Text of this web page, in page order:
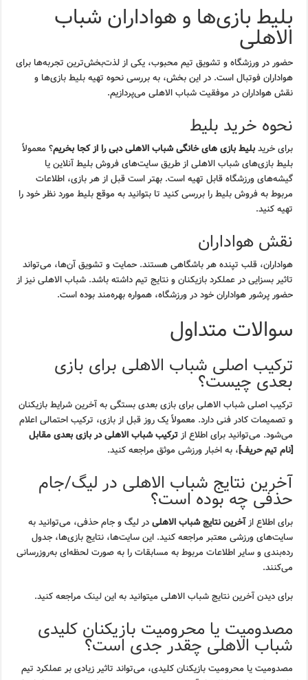
بلیط بازی‌ها و هواداران شباب
الاهلی
حضور در ورزشگاه و تشویق تیم محبوب، یکی از لذت‌بخش‌ترین تجربه‌ها برای
هواداران فوتبال است. در این بخش، به بررسی نحوه تهیه بلیط بازی‌ها و
نقش هواداران در موفقیت شباب الاهلی می‌پردازیم.
نحوه خرید بلیط
برای خریدبلیط بازی های خانگی شباب الاهلی دبی را از کجا بخریم؟ معمولاً
بلیط بازی‌های شباب الاهلی از طریق سایت‌های فروش بلیط آنلاین یا
گیشه‌های ورزشگاه قابل تهیه است. بهتر است قبل از هر بازی، اطلاعات
مربوط به فروش بلیط را بررسی کنید تا بتوانید به موقع بلیط مورد نظر خود را
تهیه کنید.
نقش هواداران
هواداران، قلب تپنده هر باشگاهی هستند. حمایت و تشویق آن‌ها، می‌تواند
تاثیر بسزایی در عملکرد بازیکنان و نتایج تیم داشته باشد. شباب الاهلی نیز از
حضور پرشور هواداران خود در ورزشگاه، همواره بهره‌مند بوده است.
سوالات متداول
ترکیب اصلی شباب الاهلی برای بازی
بعدی چیست؟
ترکیب اصلی شباب الاهلی برای بازی بعدی بستگی به آخرین شرایط بازیکنان
و تصمیمات کادر فنی دارد. معمولاً یک روز قبل از بازی، ترکیب احتمالی اعلام
می‌شود. می‌توانید برای اطلاع ازترکیب شباب الاهلی در بازی بعدی مقابل
[نام تیم حریف]، به اخبار ورزشی موثق مراجعه کنید.
آخرین نتایج شباب الاهلی در لیگ/جام
حذفی چه بوده است؟
برای اطلاع ازآخرین نتایج شباب الاهلیدر لیگ و جام حذفی، می‌توانید به
سایت‌های ورزشی معتبر مراجعه کنید. این سایت‌ها، نتایج بازی‌ها، جدول
رده‌بندی و سایر اطلاعات مربوط به مسابقات را به صورت لحظه‌ای به‌روزرسانی
می‌کنند.
برای دیدن آخرین نتایج شباب الاهلی میتوانید به اینلینک مراجعه کنید.
مصدومیت یا محرومیت بازیکنان کلیدی
شباب الاهلی چقدر جدی است؟
مصدومیت یا محرومیت بازیکنان کلیدی، می‌تواند تاثیر زیادی بر عملکرد تیم